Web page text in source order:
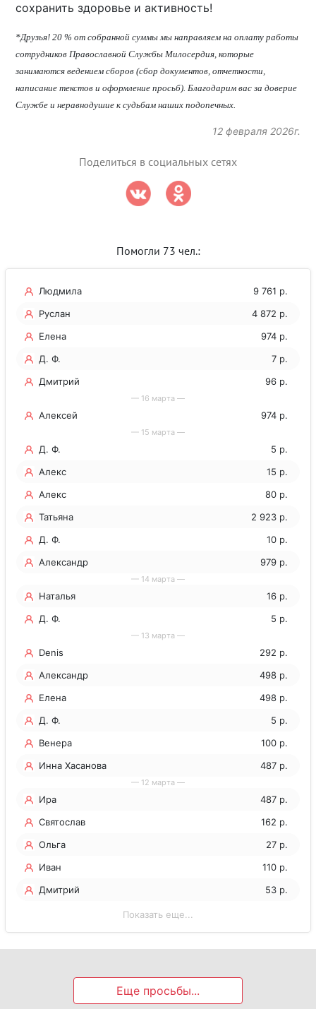
сохранить здоровье и активность!
*Друзья! 20 % от собранной суммы мы направляем на оплату работы
сотрудников Православной Службы Милосердия, которые
занимаются ведением сборов (сбор документов, отчетности,
написание текстов и оформление просьб). Благодарим вас за доверие
Службе и неравнодушие к судьбам наших подопечных.
12 февраля 2026г.
Поделиться в социальных сетях
Помогли 73 чел.:
Людмила
9 761 р.
Руслан
4 872 р.
Елена
974 р.
Д. Ф.
7 р.
Дмитрий
96 р.
— 16 марта —
Алексей 974 р.
— 15 марта —
Д. Ф.
5 р.
Алекс
15 р.
Алекс
80 р.
Татьяна
2 923 р.
Д. Ф.
10 р.
Александр
979 р.
— 14 марта —
Наталья
16 р.
Д. Ф.
5 р.
— 13 марта —
Denis
292 р.
Александр
498 р.
Елена
498 р.
Д. Ф.
5 р.
Венера
100 р.
Инна Хасанова
487 р.
— 12 марта —
Ира
487 р.
Святослав
162 р.
Ольга
27 р.
Иван
110 р.
Дмитрий
53 р.
Показать еще...
Еще просьбы...